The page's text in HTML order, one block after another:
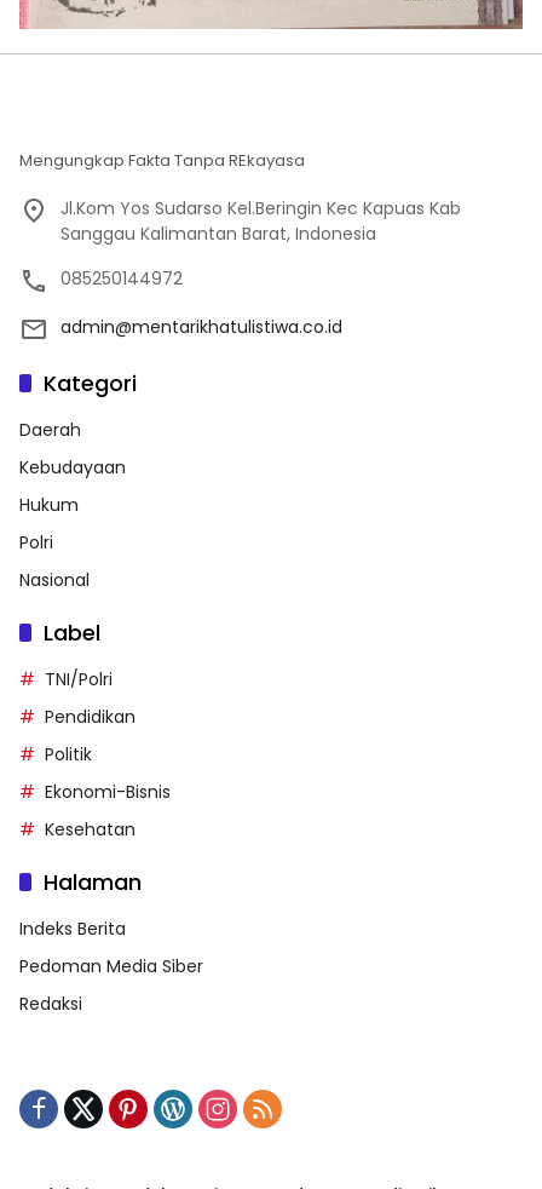
Mengungkap Fakta Tanpa REkayasa
Jl.Kom Yos Sudarso Kel.Beringin Kec Kapuas Kab
Sanggau Kalimantan Barat, Indonesia
085250144972
admin@mentarikhatulistiwa.co.id
Kategori
Daerah
Kebudayaan
Hukum
Polri
Nasional
Label
TNI/Polri
Pendidikan
Politik
Ekonomi-Bisnis
Kesehatan
Halaman
Indeks Berita
Pedoman Media Siber
Redaksi